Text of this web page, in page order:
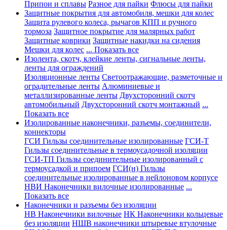
Припои и сплавы Разное для пайки Флюсы для пайки
Защитные покрытия для автомобиля, мешки для колес
Защита рулевого колеса, рычагов КПП и ручного
тормоза Защитное покрытие для малярных работ
Защитные коврики Защитные накидки на сидения
Мешки для колес ... Показать все
Изолента, скотч, клейкие ленты, сигнальные ленты,
ленты для ограждений
Изоляционные ленты Светоотражающие, разметочные и
оградительные ленты Алюминиевые и
металлизированные ленты Двухсторонний скотч
автомобильный Двухсторонний скотч монтажный ...
Показать все
Изолированные наконечники, разъемы, соединители,
коннекторы
ГСИ Гильзы соединительные изолированные ГСИ-Т
Гильзы соединительные в термоусадочной изоляции
ГСИ-ТП Гильзы соединительные изолированный с
термоусадкой и припоем ГСИ(н) Гильзы
соединительные изолированные в нейлоновом корпусе
НВИ Наконечники вилочные изолированные ...
Показать все
Наконечники и разъемы без изоляции
НВ Наконечники вилочные НК Наконечники кольцевые
без изоляции НШВ наконечники штыревые втулочные